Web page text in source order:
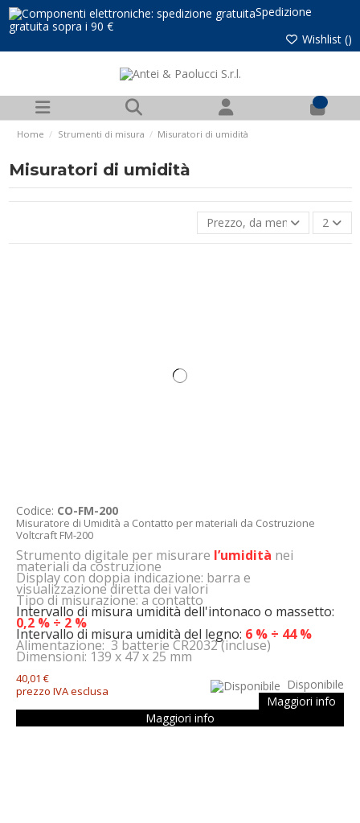
Spedizione
gratuita sopra i 90 €
Wishlist ()
Home Strumenti di misura Misuratori di umidità
Misuratori di umidità
Prezzo, da meno caro a più
2
Codice: CO-FM-200
Misuratore di Umidità a Contatto per materiali da Costruzione
Voltcraft FM-200
Strumento digitale per misurare l’umidità nei
materiali da costruzione
Display con doppia indicazione: barra e
visualizzazione diretta dei valori
Tipo di misurazione: a contatto
Intervallo di misura umidità dell'intonaco o massetto:
0,2 % ÷ 2 %
Intervallo di misura umidità del legno: 6 % ÷ 44 %
Alimentazione: 3 batterie CR2032 (incluse)
Dimensioni: 139 x 47 x 25 mm
40,01 €
prezzo IVA esclusa
Disponibile
Maggiori info
Maggiori info